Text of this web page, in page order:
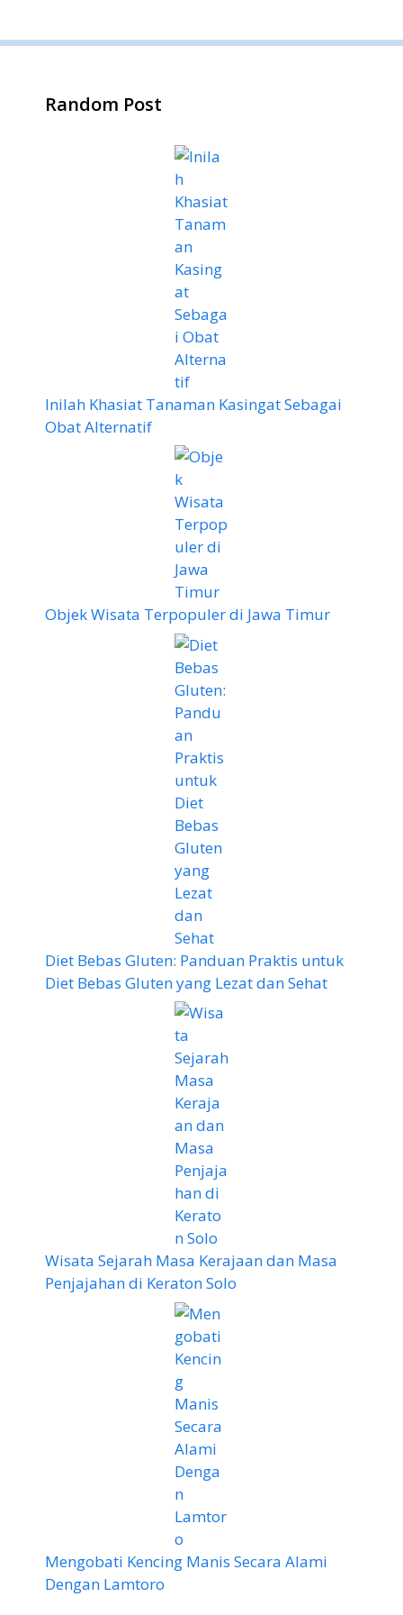
Random Post
Inilah Khasiat Tanaman Kasingat Sebagai
Obat Alternatif
Objek Wisata Terpopuler di Jawa Timur
Diet Bebas Gluten: Panduan Praktis untuk
Diet Bebas Gluten yang Lezat dan Sehat
Wisata Sejarah Masa Kerajaan dan Masa
Penjajahan di Keraton Solo
Mengobati Kencing Manis Secara Alami
Dengan Lamtoro